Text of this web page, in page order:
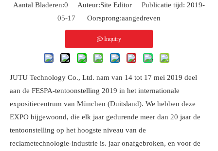
Aantal Bladeren:0 Auteur:Site Editor Publicatie tijd: 2019-
05-17 Oorsprong:aangedreven
Inquiry
JUTU Technology Co., Ltd. nam van 14 tot 17 mei 2019 deel
aan de FESPA-tentoonstelling 2019 in het internationale
expositiecentrum van München (Duitsland). We hebben deze
EXPO bijgewoond, die elk jaar gedurende meer dan 20 jaar de
tentoonstelling op het hoogste niveau van de
reclametechnologie-industrie is. jaar onafgebroken, en voor de